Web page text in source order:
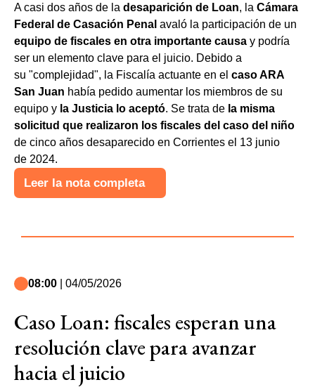
A casi dos años de la desaparición de Loan, la Cámara
Federal de Casación Penal avaló la participación de un
equipo de fiscales en otra importante causa y podría
ser un elemento clave para el juicio. Debido a
su "complejidad", la Fiscalía actuante en el caso ARA
San Juan había pedido aumentar los miembros de su
equipo y la Justicia lo aceptó. Se trata de la misma
solicitud que realizaron los fiscales del caso del niño
de cinco años desaparecido en Corrientes el 13 junio
de 2024.
Leer la nota completa
08:00 | 04/05/2026
Caso Loan: fiscales esperan una
resolución clave para avanzar
hacia el juicio